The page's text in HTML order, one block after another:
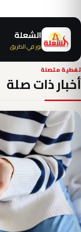
الشعلة
نور في الطريق
تغطية متصلة
أخبار ذات صلة